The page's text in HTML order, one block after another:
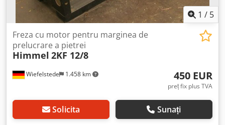
1 / 5
Wiefelstede 1.458 km
Freza cu motor pentru marginea de
prelucrare a pietrei
Himmel 2KF 12/8
450 EUR
preț fix plus TVA
Solicita Sunați